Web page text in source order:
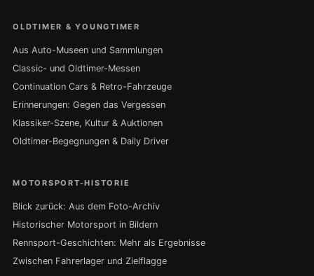
OLDTIMER & YOUNGTIMER
Aus Auto-Museen und Sammlungen
Classic- und Oldtimer-Messen
Continuation Cars & Retro-Fahrzeuge
Erinnerungen: Gegen das Vergessen
Klassiker-Szene, Kultur & Auktionen
Oldtimer-Begegnungen & Daily Driver
MOTORSPORT-HISTORIE
Blick zurück: Aus dem Foto-Archiv
Historischer Motorsport in Bildern
Rennsport-Geschichten: Mehr als Ergebnisse
Zwischen Fahrerlager und Zielflagge